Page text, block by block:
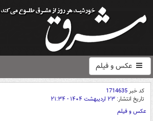
عکس و فیلم
کد خبر1714635
تاریخ انتشار: ۲۳ اردیبهشت ۱۴۰۴ - ۲۱:۳۴
عکس و فیلم